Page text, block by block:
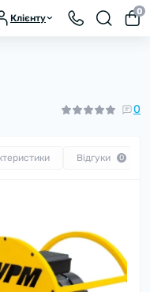
Клієнту
0
0
Відгуки 0